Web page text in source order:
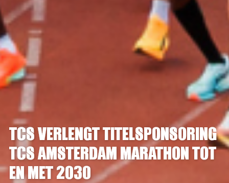
TCS VERLENGT TITELSPONSORING
TCS AMSTERDAM MARATHON TOT
EN MET 2030